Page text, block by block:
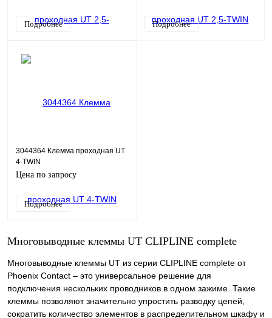
Подробнее Подробнее
3044364 Клемма проходная UT
4-TWIN
Цена по запросу
Подробнее
Многовыводные клеммы UT CLIPLINE complete
Многовыводные клеммы UT из серии CLIPLINE complete от
Phoenix Contact – это универсальное решение для
подключения нескольких проводников в одном зажиме. Такие
клеммы позволяют значительно упростить разводку цепей,
сократить количество элементов в распределительном шкафу и